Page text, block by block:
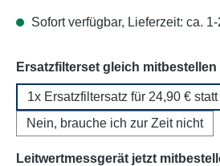
Sofort verfügbar, Lieferzeit: ca.
Ersatzfilterset gleich mitbestellen
1x Ersatzfiltersatz für 24,90 €
Nein, brauche ich zur Zeit nicht
Leitwertmessgerät jetzt